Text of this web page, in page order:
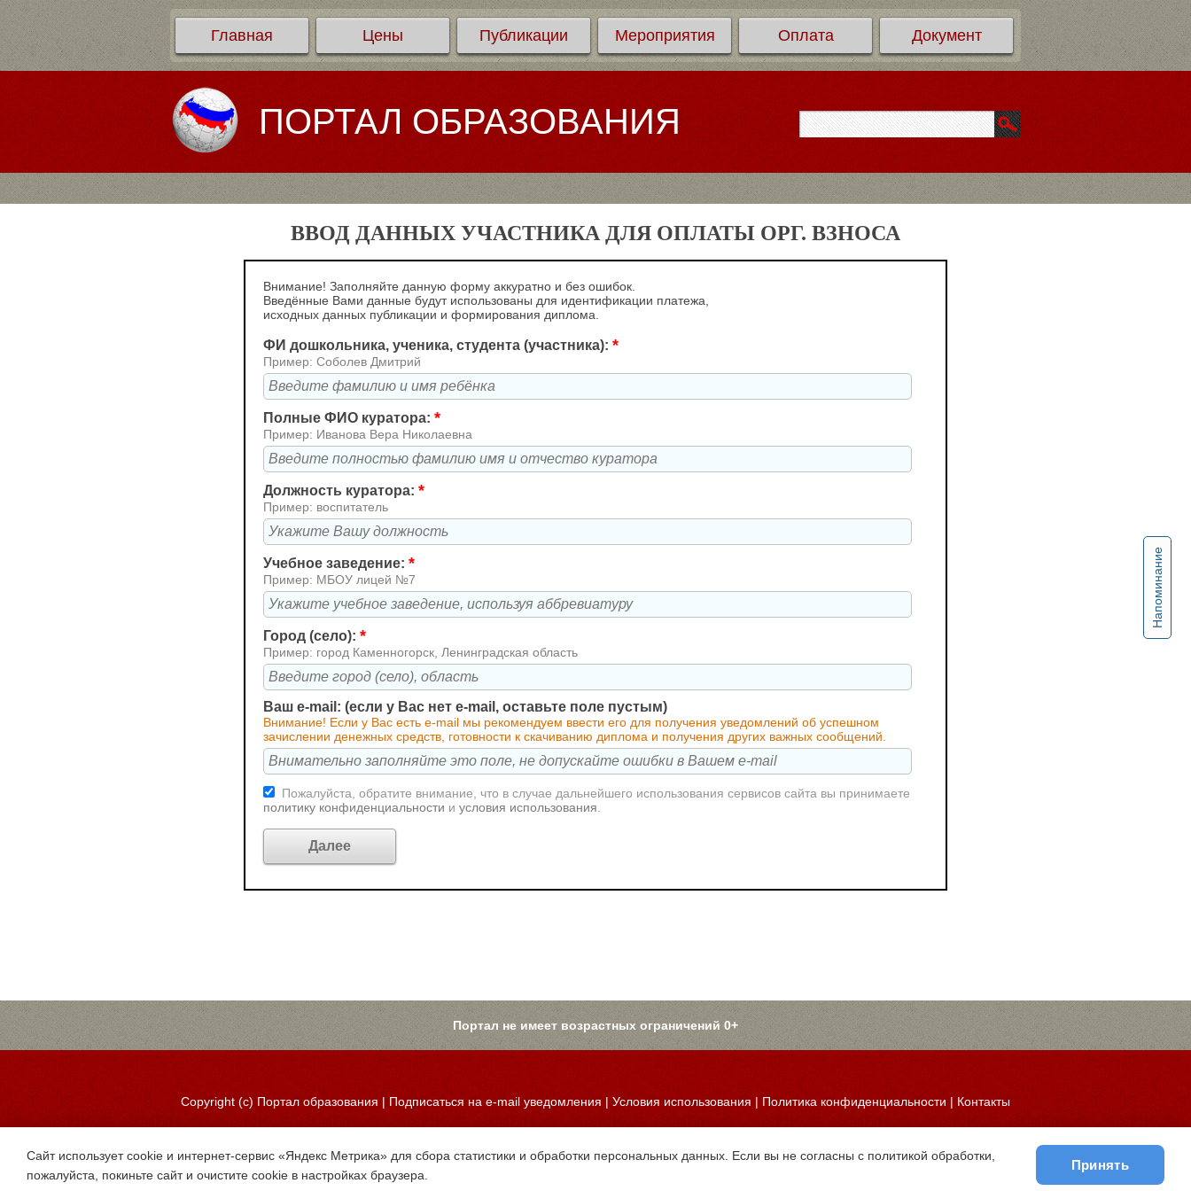
Главная Цены Публикации Мероприятия Оплата Документ
ПОРТАЛ ОБРАЗОВАНИЯ
Напоминание
ВВОД ДАННЫХ УЧАСТНИКА ДЛЯ ОПЛАТЫ ОРГ. ВЗНОСА
Внимание! Заполняйте данную форму аккуратно и без ошибок.
Введённые Вами данные будут использованы для идентификации платежа,
исходных данных публикации и формирования диплома.
ФИ дошкольника, ученика, студента (участника): *
Пример: Соболев Дмитрий
Полные ФИО куратора: *
Пример: Иванова Вера Николаевна
Должность куратора: *
Пример: воспитатель
Учебное заведение: *
Пример: МБОУ лицей №7
Город (село): *
Пример: город Каменногорск, Ленинградская область
Ваш e-mail: (если у Вас нет e-mail, оставьте поле пустым)
Внимание! Если у Вас есть e-mail мы рекомендуем ввести его для получения уведомлений об успешном
зачислении денежных средств, готовности к скачиванию диплома и получения других важных сообщений.
Пожалуйста, обратите внимание, что в случае дальнейшего использования сервисов сайта вы принимаете
политику конфиденциальности и условия использования
Портал не имеет возрастных ограничений 0+
Copyright (c) Портал образования | Подписаться на e-mail уведомления |Условия использования | Политика конфиденциальности| Контакты
Сайт использует cookie и интернет-сервис «Яндекс Метрика» для сбора статистики и обработки персональных данных. Если вы не согласны с политикой обработки,
пожалуйста, покиньте сайт и очистите cookie в настройках браузера.
Принять